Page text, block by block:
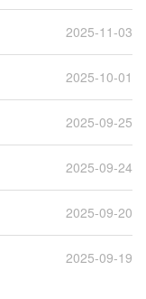
2025-11-03
2025-10-01
2025-09-25
2025-09-24
2025-09-20
2025-09-19
2026-05-01
2026-01-05
2025-09-10
2025-08-27
2025-08-15
2025-08-01
2025-08-24
2025-08-16
2025-07-22
2025-05-19
2025-03-08
2025-03-01
2025-09-12
2025-09-09
2025-09-04
2025-09-02
2025-08-31
2025-08-29
2025-07-05
2025-07-01
2025-06-13
2025-04-26
2025-03-30
2025-03-29
2026-05-09
2026-05-05
2026-05-04
2026-04-29
2025-10-06
2025-10-04
2026-05-24
2026-05-24
2026-05-23
2026-05-21
2026-05-20
2026-05-19
2025-12-15
2025-12-14
2025-12-13
2025-12-12
2025-12-11
2025-12-10
2026-04-25
2026-04-24
2026-04-23
2026-04-22
2026-04-21
2026-04-20
2024-12-25
2024-12-13
2024-11-19
2024-11-01
2024-10-11
2024-09-12
2024-11-26
2024-11-08
2024-10-24
2024-09-20
2024-08-29
2024-08-09
2024-11-20
2024-11-05
2024-10-22
2024-09-14
2024-08-27
2024-08-07
2024-12-09
2024-11-13
2024-10-31
2024-09-29
2024-09-05
2024-08-17